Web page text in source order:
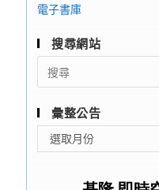
電子書庫
搜尋網站
Search
for:
彙整公告
整
選取月份